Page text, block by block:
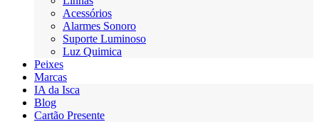
Acessórios
Alarmes Sonoro
Suporte Luminoso
Luz Quimica
Peixes
Marcas
IA da Isca
Blog
Cartão Presente